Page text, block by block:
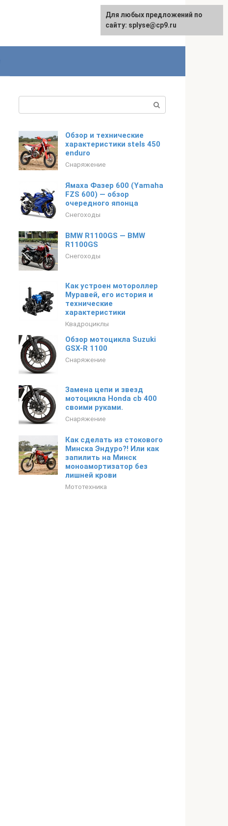
Обзор и технические
характеристики stels 450
enduro
Снаряжение
Ямаха Фазер 600 (Yamaha
FZS 600) — обзор
очередного японца
Снегоходы
BMW R1100GS — BMW
R1100GS
Снегоходы
Как устроен мотороллер
Муравей, его история и
технические
характеристики
Квадроциклы
Обзор мотоцикла Suzuki
GSX-R 1100
Снаряжение
Замена цепи и звезд
мотоцикла Honda cb 400
своими руками.
Снаряжение
Как сделать из стокового
Минска Эндуро?! Или как
запилить на Минск
моноамортизатор без
лишней крови
Мототехника
Для любых предложений по
сайту: splyse@cp9.ru